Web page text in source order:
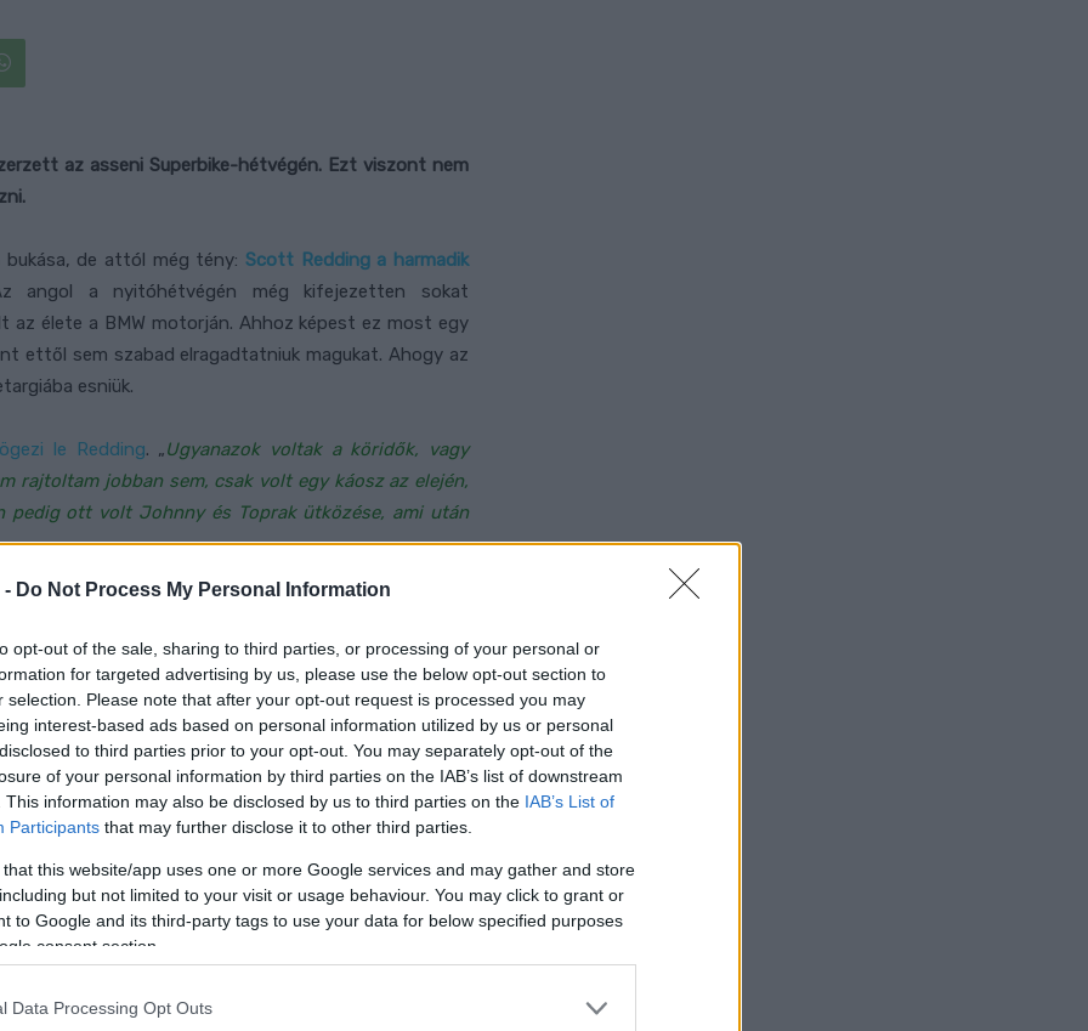
- Do Not Process My Personal Information
opt-out of the sale, sharing to third parties, or processing of your personal or
for targeted advertising by us, please use the below opt-out section to
selection. Please note that after your opt-out request is processed you may
interest-based ads based on personal information utilized by us or personal
to third parties prior to your opt-out. You may separately opt-out of the
of your personal information by third parties on the IAB’s list of downstream
This information may also be disclosed by us to third parties on the IAB’s List of
Participants that may further disclose it to other third parties.
that this website/app uses one or more Google services and may gather and store
but not limited to your visit or usage behaviour. You may click to grant or
to Google and its third-party tags to use your data for below specified purposes
consent section.
Data Processing Opt Outs
az asseni Superbike-hétvégén. Ezt viszont nem
bukása, de attól még tény:Scott Redding a harmadik
angol a nyitóhétvégén még kifejezetten sokat
az élete a BMW motorján. Ahhoz képest ez most egy
ettől sem szabad elragadtatniuk magukat. Ahogy az
esniük.
le Redding. „Ugyanazok voltak a köridők, vagy
rajtoltam jobban sem, csak volt egy káosz az elején,
pedig ott volt Johnny és Toprak ütközése, ami után
leírásához, nos… egy elég érdekes hasonlatot
a motoron. Meg tudtam előzni (Michael Ruben)
hogy 110 százalékon birkóztam a motorommal.
nem is tudom, úgy rázkódott végig. Aztán pedig lett
aztán a végén nem volt már hátsó tapadásom.
is előzött Alex és Bassani. Próbáltam én még
„
javítandó területként, de ha egyet mégis említene, az
nyertem a balesetben. Néha jó, néha túl sokat
egy nagy faktor.„